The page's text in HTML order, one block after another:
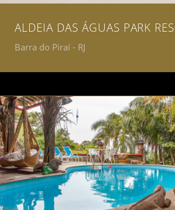
ALDEIA DAS ÁGUAS PARK
Barra do Piraí - RJ